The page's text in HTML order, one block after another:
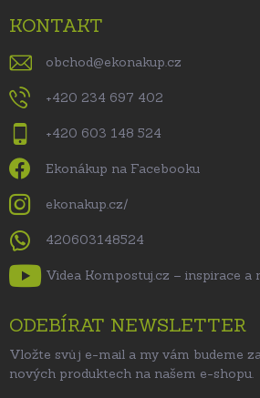
KONTAKT
obchod@ekonakup.cz
+420 234 697 402
+420 603 148 524
Ekonákup na Facebooku
ekonakup.cz/
420603148524
Videa Kompostuj.cz – inspirace a
ODEBÍRAT NEWSLETTER
Vložte svůj e-mail a my vám budeme
nových produktech na našem e-shopu.